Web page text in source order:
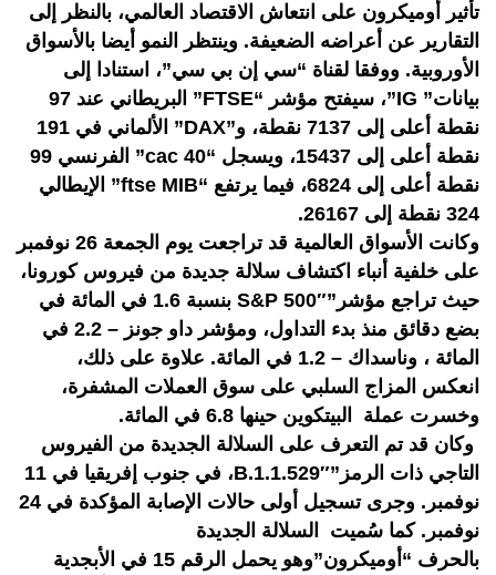
تأثير أوميكرون على انتعاش الاقتصاد العالمي، بالنظر إلى
التقارير عن أعراضه الضعيفة. وينتظر النمو أيضا بالأسواق
الأوروبية. ووفقا لقناة “سي إن بي سي”، استنادا إلى
بيانات” IG”، سيفتح مؤشر “FTSE” البريطاني عند 97
نقطة أعلى إلى 7137 نقطة، و”DAX” الألماني في 191
نقطة أعلى إلى 15437، ويسجل “cac 40” الفرنسي 99
نقطة أعلى إلى 6824، فيما يرتفع “ftse MIB” الإيطالي
324 نقطة إلى 26167.
وكانت الأسواق العالمية قد تراجعت يوم الجمعة 26 نوفمبر
على خلفية أنباء اكتشاف سلالة جديدة من فيروس كورونا،
حيث تراجع مؤشر”S&P 500″ بنسبة 1.6 في المائة في
بضع دقائق منذ بدء التداول، ومؤشر داو جونز – 2.2 في
المائة ، وناسداك – 1.2 في المائة. علاوة على ذلك،
انعكس المزاج السلبي على سوق العملات المشفرة،
وخسرت عملة البيتكوين حينها 6.8 في المائة.
وكان قد تم التعرف على السلالة الجديدة من الفيروس
التاجي ذات الرمز”B.1.1.529″، في جنوب إفريقيا في 11
نوفمبر. وجرى تسجيل أولى حالات الإصابة المؤكدة في 24
نوفمبر. كما سُميت السلالة الجديدة
بالحرف “أوميكرون”وهو يحمل الرقم 15 في الأبجدية